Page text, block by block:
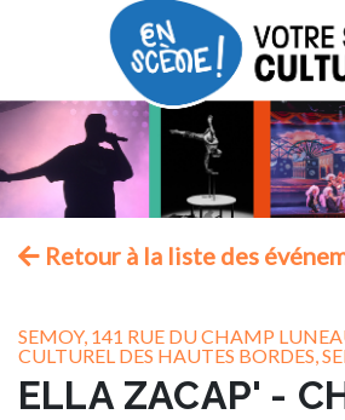
Retour à la liste des
SEMOY, 141 RUE DU CHAMP
CULTUREL DES HAUTES BORDES,
ELLA ZACAP' -